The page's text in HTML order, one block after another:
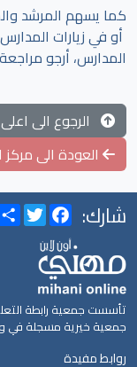
كما يسهم المرشد
أو في زيارات
المدارس، أرجو
الرجوع الى اعلى
العودة الى مركز
شارك: ShareTwitterFacebook
جمعية خيرية مسجلة في
روابط مفيدة